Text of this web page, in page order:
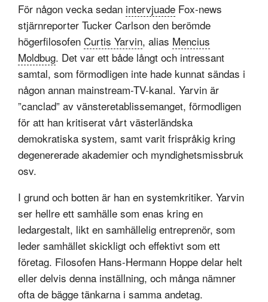
För någon vecka sedan intervjuade Fox-news
stjärnreporter Tucker Carlson den berömde
högerfilosofen Curtis Yarvin, alias Mencius
Moldbug. Det var ett både långt och intressant
samtal, som förmodligen inte hade kunnat sändas i
någon annan mainstream-TV-kanal. Yarvin är
”canclad” av vänsteretablissemanget, förmodligen
för att han kritiserat vårt västerländska
demokratiska system, samt varit frispråkig kring
degenererade akademier och myndighetsmissbruk
osv.
I grund och botten är han en systemkritiker. Yarvin
ser hellre ett samhälle som enas kring en
ledargestalt, likt en samhällelig entreprenör, som
leder samhället skickligt och effektivt som ett
företag. Filosofen Hans-Hermann Hoppe delar helt
eller delvis denna inställning, och många nämner
ofta de bägge tänkarna i samma andetag.